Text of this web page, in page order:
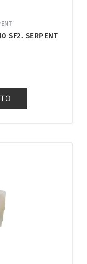
SF2. SERPENT